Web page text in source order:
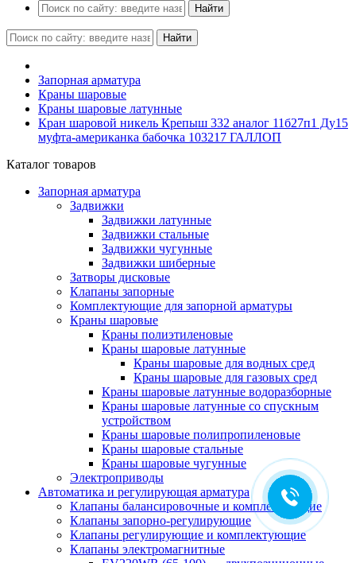
Найти
Найти
Запорная арматура
Краны шаровые
Краны шаровые латунные
Кран шаровой никель Крепыш 332 аналог 11б27п1 Ду15
муфта-американка бабочка 103217 ГАЛЛОП
Каталог товаров
Запорная арматура
Задвижки
Задвижки латунные
Задвижки стальные
Задвижки чугунные
Задвижки шиберные
Затворы дисковые
Клапаны запорные
Комплектующие для запорной арматуры
Краны шаровые
Краны полиэтиленовые
Краны шаровые латунные
Краны шаровые для водных сред
Краны шаровые для газовых сред
Краны шаровые латунные водоразборные
Краны шаровые латунные со спускным
устройством
Краны шаровые полипропиленовые
Краны шаровые стальные
Краны шаровые чугунные
Электроприводы
Автоматика и регулирующая арматура
Клапаны балансировочные и комплектующие
Клапаны запорно-регулирующие
Клапаны регулирующие и комплектующие
Клапаны электромагнитные